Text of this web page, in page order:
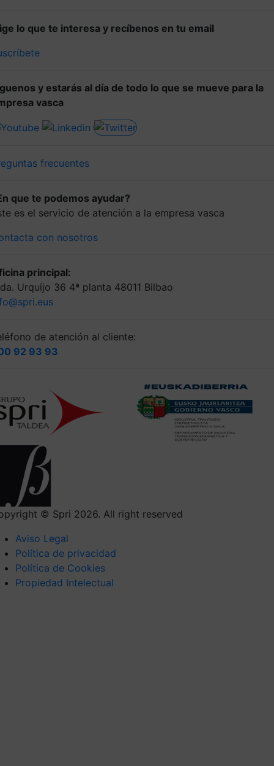
lo que te interesa y recíbenos en tu email
y estarás al día de todo lo que se mueve para la
vasca
frecuentes
que te podemos ayudar?
es el servicio de atención a la empresa vasca
con nosotros
principal:
Urquijo 36 4ª planta 48011 Bilbao
de atención al cliente:
92 93 93
© Spri 2026. All right reserved
Aviso Legal
Política de privacidad
Política de Cookies
Propiedad Intelectual